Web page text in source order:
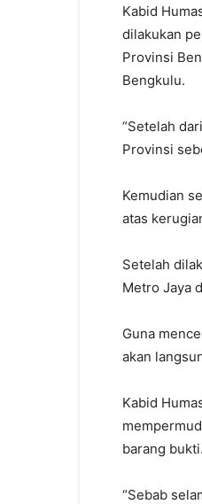
Kabid
dilakukan
Provinsi
Bengkulu.
“Setelah
Provinsi
Kemudian
atas
Setelah
Metro Jaya
Guna
akan
Kabid
barang bukti.
“Sebab